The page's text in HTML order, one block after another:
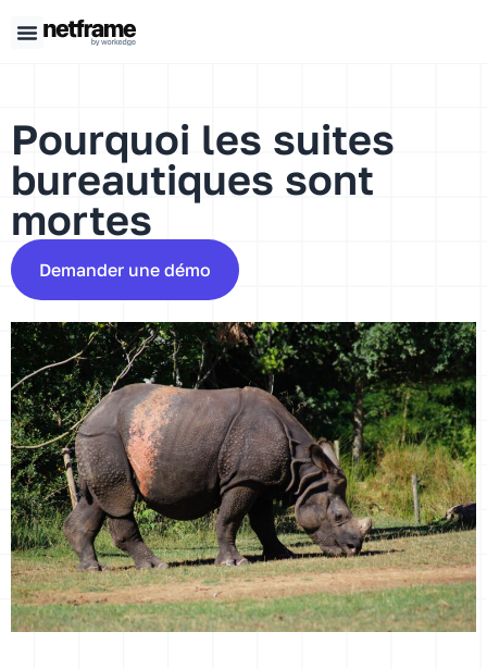
Pourquoi les suites
bureautiques sont
mortes
Demander une démo